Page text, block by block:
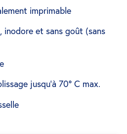
imprimable
inodore et sans goût (sans
jusqu'à 70° C max.